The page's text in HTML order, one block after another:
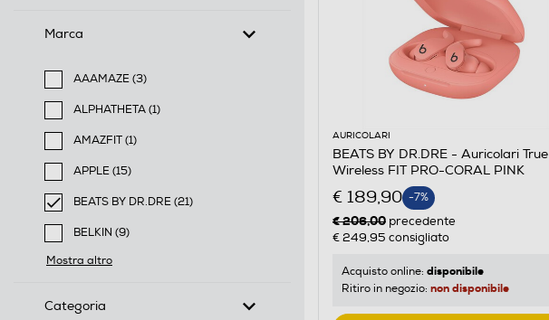
Marca
AAAMAZE (3)
Filtra per Marca: AAAMAZE
ALPHATHETA (1)
Filtra per Marca: ALPHATHETA
AMAZFIT (1)
Filtra per Marca: AMAZFIT
APPLE (15)
Filtra per Marca: APPLE
BEATS BY DR.DRE (21)
selected Filtro applicato per Marca: BEATS BY DR.DRE
BELKIN (9)
Filtra per Marca: BELKIN
Mostra altro
Categoria
AURICOLARI
BEATS BY DR.DRE - Auricolari True
Wireless FIT PRO-CORAL PINK
€ 189,90 -7%
€ 206,00 precedente
€ 249,95 consigliato
Acquisto online: disponibile
Ritiro in negozio: non disponibile